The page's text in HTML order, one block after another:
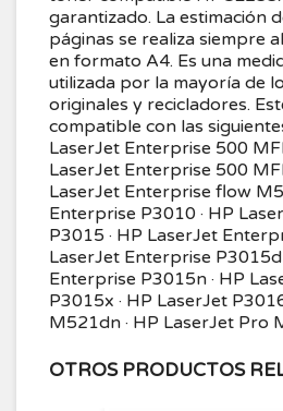
garantizado. La estimación
páginas se realiza siempre
en formato A4. Es una
utilizada por la mayoría de
originales y recicladores.
compatible con las
LaserJet Enterprise 500
LaserJet Enterprise 500
LaserJet Enterprise flow
Enterprise P3010 · HP
P3015 · HP LaserJet
LaserJet Enterprise
Enterprise P3015n · HP
P3015x · HP LaserJet
M521dn · HP LaserJet Pro
OTROS PRODUCTOS